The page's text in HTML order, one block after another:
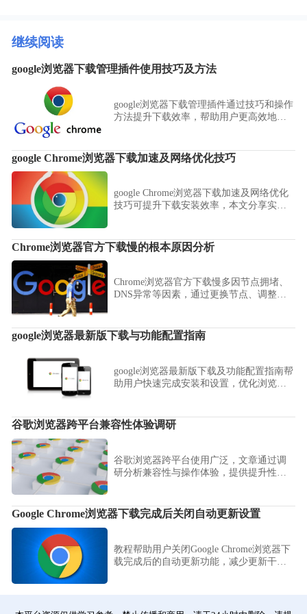
继续阅读
google浏览器下载管理插件使用技巧及方法
google浏览器下载管理插件通过技巧和操作
方法提升下载效率，帮助用户更高效地管
google Chrome浏览器下载加速及网络优化技巧
google Chrome浏览器下载加速及网络优化
技巧可提升下载安装效率，本文分享实用
Chrome浏览器官方下载慢的根本原因分析
Chrome浏览器官方下载慢多因节点拥堵、
DNS异常等因素，通过更换节点、调整网
google浏览器最新版下载与功能配置指南
google浏览器最新版下载及功能配置指南帮
助用户快速完成安装和设置，优化浏览体
谷歌浏览器跨平台兼容性体验调研
谷歌浏览器跨平台使用广泛，文章通过调
研分析兼容性与操作体验，提供提升性能
Google Chrome浏览器下载完成后关闭自动更新设置
教程帮助用户关闭Google Chrome浏览器下
载完成后的自动更新功能，减少更新干